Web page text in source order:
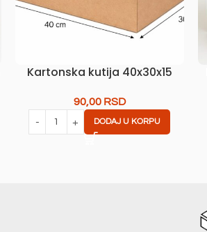
Kartonska kutija 40x30x15
90,00 RSD
DODAJ U KORPU